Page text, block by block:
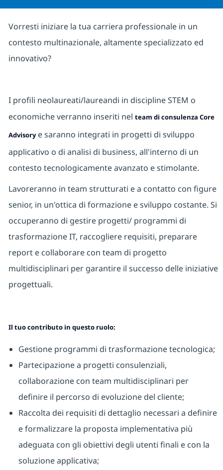
Vorresti iniziare la tua carriera professionale in un
contesto multinazionale, altamente specializzato ed
innovativo?
I profili neolaureati/laureandi in discipline STEM o
economiche verranno inseriti nel team di consulenza Core
Advisorye saranno integrati in progetti di sviluppo
applicativo o di analisi di business, all'interno di un
contesto tecnologicamente avanzato e stimolante.
Lavoreranno in team strutturati e a contatto con figure
senior, in un'ottica di formazione e sviluppo costante. Si
occuperanno di gestire progetti/ programmi di
trasformazione IT, raccogliere requisiti, preparare
report e collaborare con team di progetto
multidisciplinari per garantire il successo delle iniziative
progettuali.
Il tuo contributo in questo ruolo:
Gestione programmi di trasformazione tecnologica;
Partecipazione a progetti consulenziali,
collaborazione con team multidisciplinari per
definire il percorso di evoluzione del cliente;
Raccolta dei requisiti di dettaglio necessari a definire
e formalizzare la proposta implementativa più
adeguata con gli obiettivi degli utenti finali e con la
soluzione applicativa;